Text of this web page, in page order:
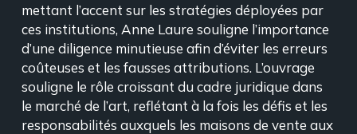
mettant l’accent sur les stratégies déployées par
ces institutions, Anne Laure souligne l’importance
d’une diligence minutieuse afin d’éviter les erreurs
coûteuses et les fausses attributions. L’ouvrage
souligne le rôle croissant du cadre juridique dans
le marché de l’art, reflétant à la fois les défis et les
responsabilités auxquels les maisons de vente aux